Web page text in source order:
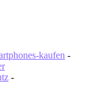
kaufen -
-